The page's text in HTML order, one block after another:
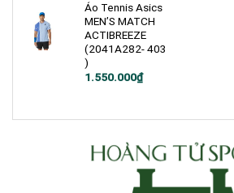
Áo Tennis Asics
MEN’S MATCH
ACTIBREEZE
(2041A282- 403
)
1.550.000₫